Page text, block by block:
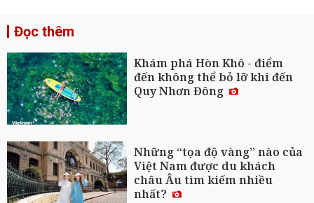
Đọc thêm
Khám phá Hòn Khô - điểm
đến không thể bỏ lỡ khi đến
Quy Nhơn Đông
Những “tọa độ vàng” nào của
Việt Nam được du khách
châu Âu tìm kiếm nhiều
nhất?